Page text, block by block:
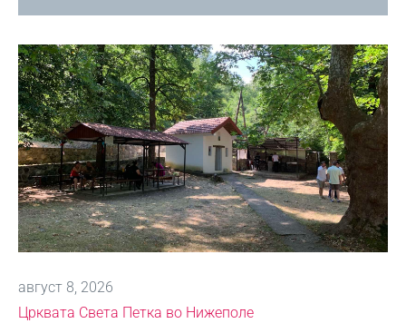
август 8, 2026
Црквата Света Петка во Нижеполе